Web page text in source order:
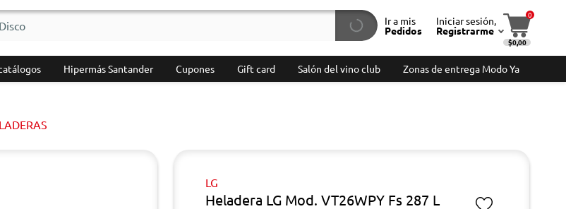
Ir a mis
Pedidos
Iniciar sesión,
Registrarme
0
$0,00
Hipermás Santander Cupones Gift card Salón del vino club Zonas de entrega Modo Ya
LG
Heladera LG Mod. VT26WPY Fs 287 L